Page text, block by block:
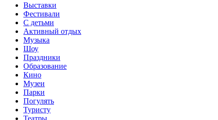
Выставки
Фестивали
С детьми
Активный отдых
Музыка
Шоу
Праздники
Образование
Кино
Музеи
Парки
Погулять
Туристу
Театры